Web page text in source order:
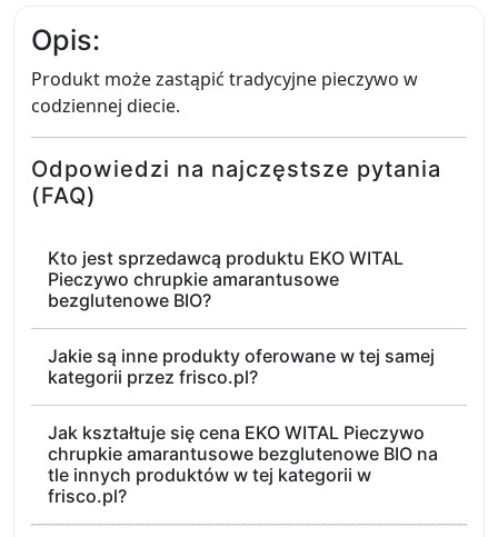
Opis:
Produkt może zastąpić tradycyjne pieczywo w
codziennej diecie.
Odpowiedzi na najczęstsze pytania
(FAQ)
Kto jest sprzedawcą produktu EKO WITAL
Pieczywo chrupkie amarantusowe
bezglutenowe BIO?
Jakie są inne produkty oferowane w tej samej
kategorii przez frisco.pl?
Jak kształtuje się cena EKO WITAL Pieczywo
chrupkie amarantusowe bezglutenowe BIO na
tle innych produktów w tej kategorii w
frisco.pl?